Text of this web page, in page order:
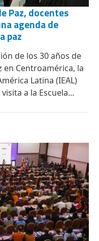
Paz, docentes
agenda de
paz
de los 30 años de
en Centroamérica, la
Latina (IEAL)
a la Escuela...